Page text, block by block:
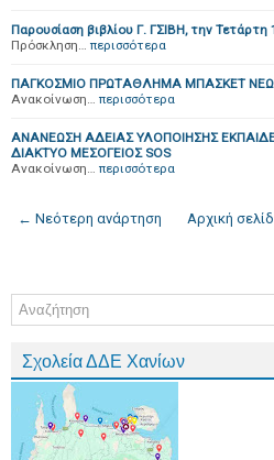
Παρουσίαση βιβλίου Γ. ΓΣΙΒΗ, την Τετάρτη
Πρόσκληση… περισσότερα
ΠΑΓΚΟΣΜΙΟ ΠΡΩΤΑΘΛΗΜΑ ΜΠΑΣΚΕΤ
Ανακοίνωση… περισσότερα
ΑΝΑΝΕΩΣΗ ΑΔΕΙΑΣ ΥΛΟΠΟΙΗΣΗΣ
ΔΙAΚΤΥΟ ΜΕΣΟΓΕΙΟΣ SOS
Ανακοίνωση… περισσότερα
← Νεότερη ανάρτηση Αρχική
Σχολεία ΔΔΕ Χανίων